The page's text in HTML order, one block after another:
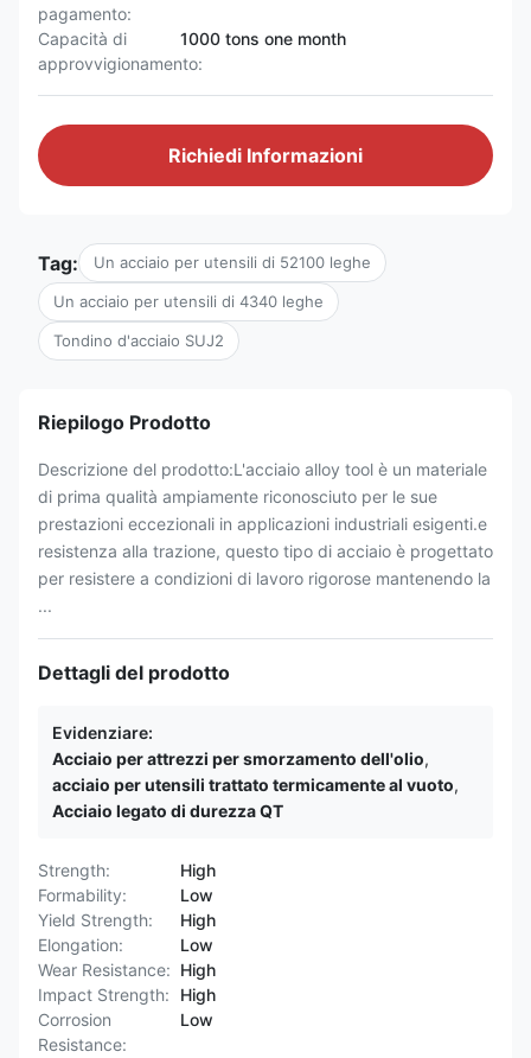
pagamento:
Capacità di
approvvigionamento:
1000 tons one month
Richiedi Informazioni
Tag: Un acciaio per utensili di 52100 leghe
Un acciaio per utensili di 4340 leghe
Tondino d'acciaio SUJ2
Riepilogo Prodotto
Descrizione del prodotto:L'acciaio alloy tool è un materiale
di prima qualità ampiamente riconosciuto per le sue
prestazioni eccezionali in applicazioni industriali esigenti.e
resistenza alla trazione, questo tipo di acciaio è progettato
per resistere a condizioni di lavoro rigorose mantenendo la
...
Dettagli del prodotto
Evidenziare:
Acciaio per attrezzi per smorzamento dell'olio,
acciaio per utensili trattato termicamente al vuoto,
Acciaio legato di durezza QT
Strength:
High
Formability:
Low
Yield Strength:
High
Elongation:
Low
Wear Resistance: High
Impact Strength:
High
Corrosion
Resistance:
Low